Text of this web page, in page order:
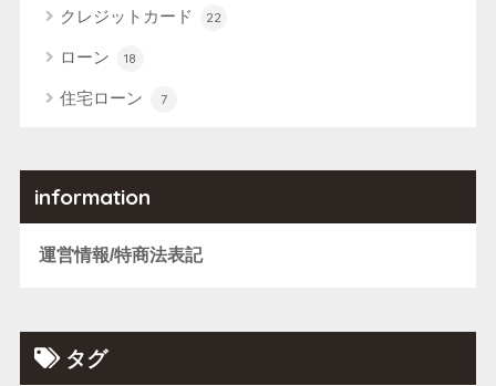
クレジットカード 22
ローン 18
住宅ローン 7
information
運営情報/特商法表記
タグ